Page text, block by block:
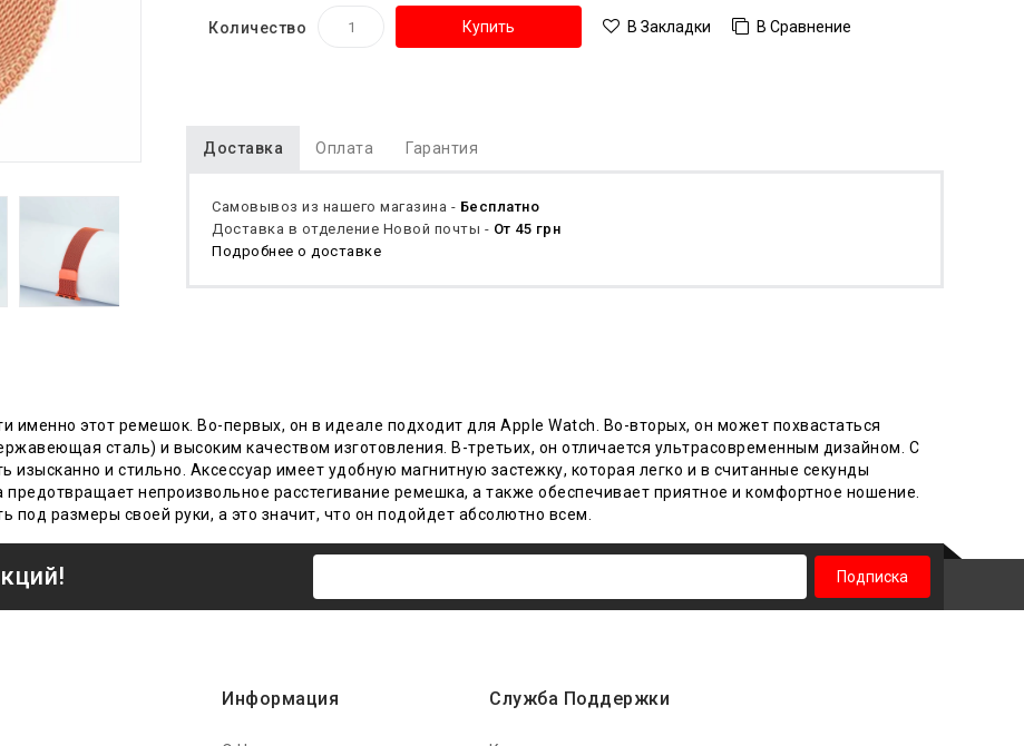
Количество Купить В Закладки В Сравнение
Доставка Оплата Гарантия
Самовывоз из нашего магазина - Бесплатно
Доставка в отделение Новой почты - От 45 грн
Подробнее о доставке
именно этот ремешок. Во-первых, он в идеале подходит для Apple Watch. Во-вторых, он может похвастаться
сталь) и высоким качеством изготовления. В-третьих, он отличается ультрасовременным дизайном. С
и стильно. Аксессуар имеет удобную магнитную застежку, которая легко и в считанные секунды
предотвращает непроизвольное расстегивание ремешка, а также обеспечивает приятное и комфортное ношение.
размеры своей руки, а это значит, что он подойдет абсолютно всем.
Подписка
Информация Служба Поддержки